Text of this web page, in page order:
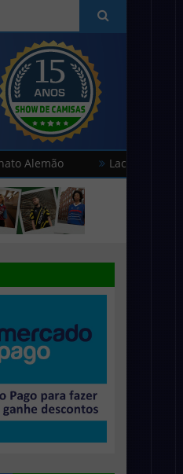
Lacatoni lança as novas